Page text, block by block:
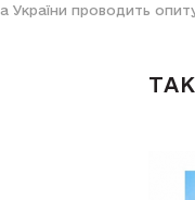
України проводить